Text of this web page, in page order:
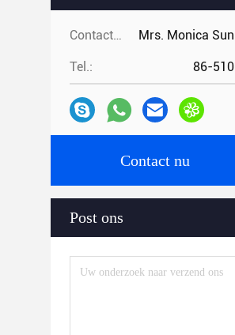
Contacten: Mrs. Monica Sun
Tel.: 86-510
Contact nu
Post ons